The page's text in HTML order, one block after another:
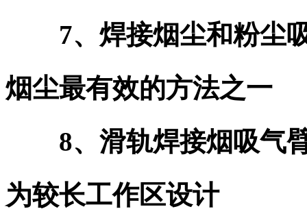
7、焊接烟尘和粉尘吸
烟尘最有效的方法之一
8、滑轨焊接烟吸气臂
为较长工作区设计